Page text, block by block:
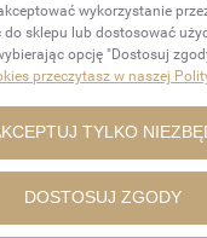
i
ZAKUPY
wykorzystanie
sklepu lub dostosować
opcję "Dostosuj
przeczytasz w naszej
TYLKO
DOSTOSUJ ZGODY